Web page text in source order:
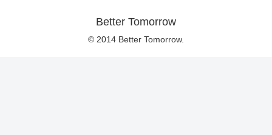
Better Tomorrow
© 2014 Better Tomorrow.